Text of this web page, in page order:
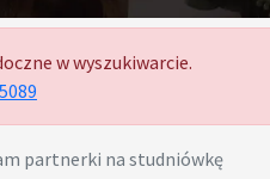
w wyszukiwarcie.
partnerki na studniówkę